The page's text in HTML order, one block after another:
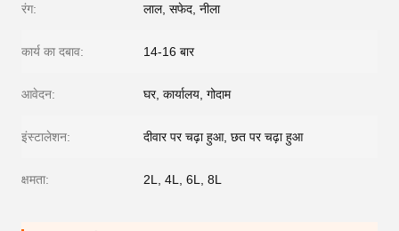
रंग: लाल, सफेद, नीला
कार्य का दबाव: 14-16 बार
आवेदन: घर, कार्यालय, गोदाम
इंस्टालेशन: दीवार पर चढ़ा हुआ, छत पर चढ़ा हुआ
क्षमता: 2L, 4L, 6L, 8L